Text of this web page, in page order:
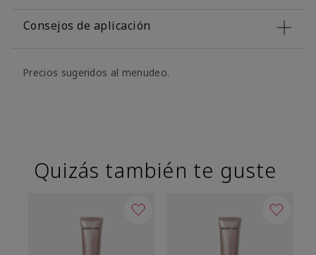
Consejos de aplicación
Precios sugeridos al menudeo.
Quizás también te guste